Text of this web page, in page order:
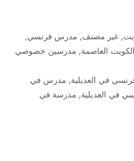
,غير مصنف, مدرس فرنسي,
العاصمة, مدرسين خصوصي
في العديلية, مدرس في
في العديلية, مدرسة في